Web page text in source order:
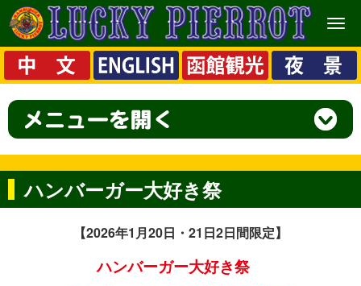
メ
ニ
ュ
ー
ハンバーガー大好き祭
【2026年1月20日・21日2日間限定】
ハンバーガー大好き祭